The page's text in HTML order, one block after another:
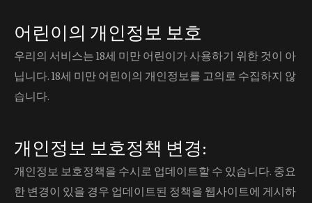
어린이의 개인정보 보호
우리의 서비스는 18세 미만 어린이가 사용하기 위한 것이 아
닙니다. 18세 미만 어린이의 개인정보를 고의로 수집하지 않
습니다.
개인정보 보호정책 변경:
개인정보 보호정책을 수시로 업데이트할 수 있습니다. 중요
한 변경이 있을 경우 업데이트된 정책을 웹사이트에 게시하